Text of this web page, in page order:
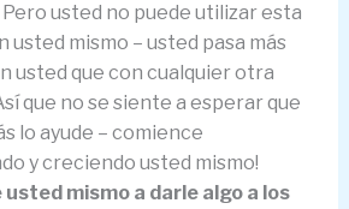
Pero usted no puede utilizar esta
usted mismo – usted pasa más
usted que con cualquier otra
que no se siente a esperar que
lo ayude – comience
y creciendo usted mismo!
usted mismo a darle algo a los